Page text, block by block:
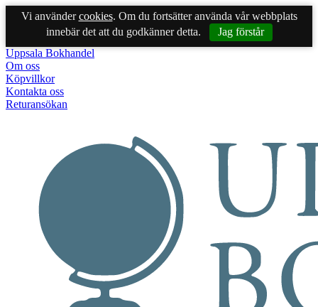
Vi användercookies. Om du fortsätter använda vår webbplats
innebär det att du godkänner detta.
Jag förstår
Uppsala Bokhandel
Om oss
Köpvillkor
Kontakta oss
Returansökan